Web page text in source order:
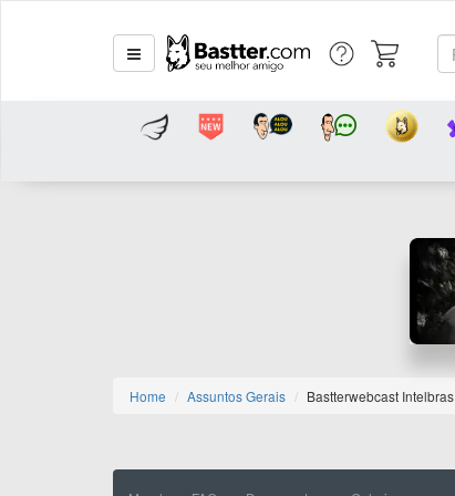
Home Assuntos Gerais Bastterwebcast Intelbras